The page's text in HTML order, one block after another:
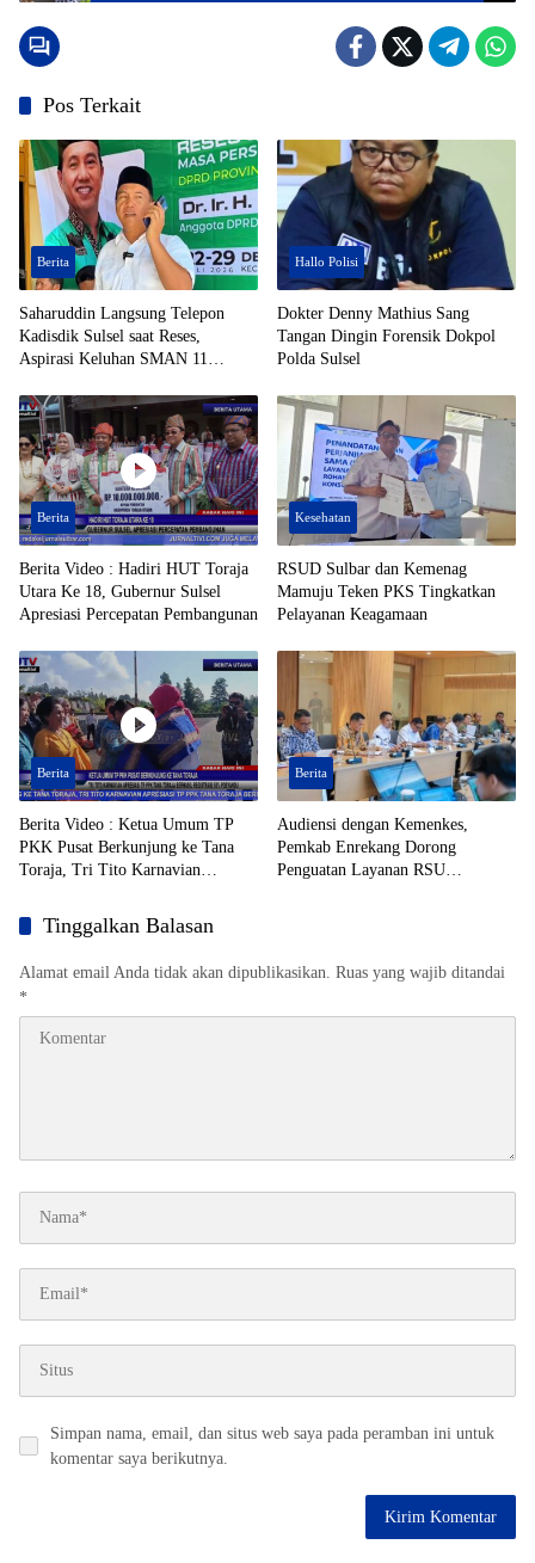
Pos Terkait
Berita
Saharuddin Langsung Telepon
Kadisdik Sulsel saat Reses,
Aspirasi Keluhan SMAN 11
Hallo Polisi
Dokter Denny Mathius Sang
Tangan Dingin Forensik Dokpol
Polda Sulsel
Berita
Berita Video : Hadiri HUT Toraja
Utara Ke 18, Gubernur Sulsel
Apresiasi Percepatan Pembangunan
Kesehatan
RSUD Sulbar dan Kemenag
Mamuju Teken PKS Tingkatkan
Pelayanan Keagamaan
Berita
Berita Video : Ketua Umum TP
PKK Pusat Berkunjung ke Tana
Toraja, Tri Tito Karnavian
Berhasil Registrasi 50% Posyandu
Berita
Audiensi dengan Kemenkes,
Pemkab Enrekang Dorong
Penguatan Layanan RSU
Tinggalkan Balasan
Alamat email Anda tidak akan dipublikasikan. Ruas yang wajib ditandai
*
Simpan nama, email, dan situs web saya pada peramban ini untuk
komentar saya berikutnya.